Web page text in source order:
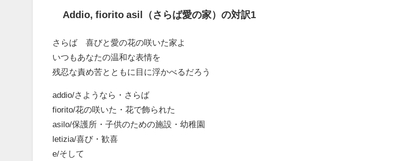
Addio, fiorito asil（さらば愛の家）の対訳1
さらば 喜びと愛の花の咲いた家よ
いつもあなたの温和な表情を
残忍な責め苦とともに目に浮かべるだろう
addio/さようなら・さらば
fiorito/花の咲いた・花で飾られた
asilo/保護所・子供のための施設・幼稚園
letizia/喜び・歓喜
e/そして